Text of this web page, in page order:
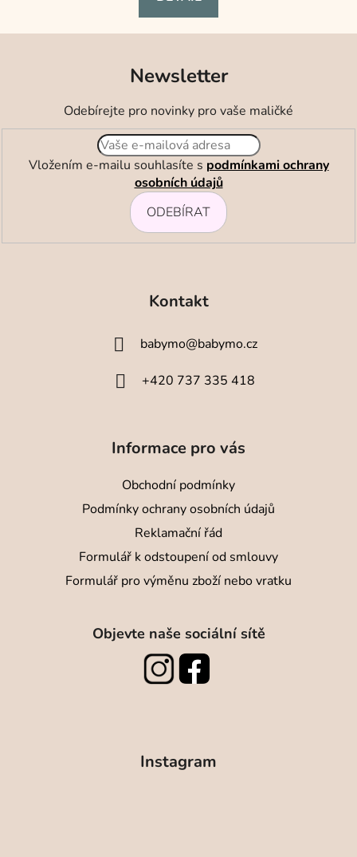
Newsletter
Odebírejte pro novinky pro vaše maličké
Vložením e-mailu souhlasíte s podmínkami ochrany
osobních údajů
ODEBÍRAT
Kontakt
babymo@babymo.cz
+420 737 335 418
Informace pro vás
Obchodní podmínky
Podmínky ochrany osobních údajů
Reklamační řád
Formulář k odstoupení od smlouvy
Formulář pro výměnu zboží nebo vratku
Objevte naše sociální sítě
Instagram